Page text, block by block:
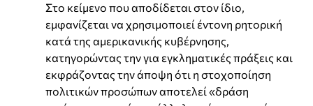
Στο κείμενο που αποδίδεται στον ίδιο,
εμφανίζεται να χρησιμοποιεί έντονη ρητορική
κατά της αμερικανικής κυβέρνησης,
κατηγορώντας την για εγκληματικές πράξεις και
εκφράζοντας την άποψη ότι η στοχοποίηση
πολιτικών προσώπων αποτελεί «δράση